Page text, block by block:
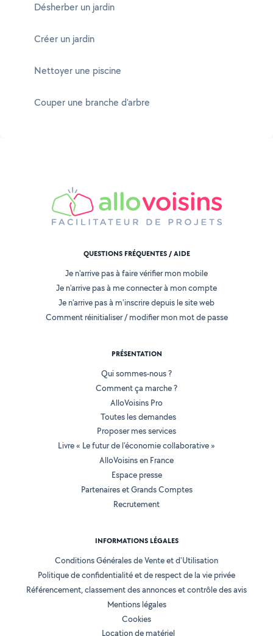
Désherber un jardin
Créer un jardin
Nettoyer une piscine
Couper une branche d'arbre
QUESTIONS FRÉQUENTES / AIDE
Je n'arrive pas à faire vérifier mon mobile
Je n'arrive pas à me connecter à mon compte
Je n'arrive pas à m'inscrire depuis le site web
Comment réinitialiser / modifier mon mot de passe
PRÉSENTATION
Qui sommes-nous ?
Comment ça marche ?
AlloVoisins Pro
Toutes les demandes
Proposer mes services
Livre « Le futur de l'économie collaborative »
AlloVoisins en France
Espace presse
Partenaires et Grands Comptes
Recrutement
INFORMATIONS LÉGALES
Conditions Générales de Vente et d'Utilisation
Politique de confidentialité et de respect de la vie privée
Référencement, classement des annonces et contrôle des avis
Mentions légales
Cookies
Location de matériel